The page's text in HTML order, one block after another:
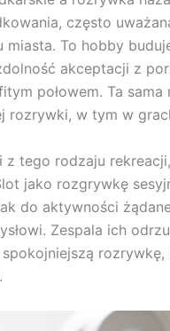
często
To hobby
akceptacji z
połowem. Ta sama
rozrywki, w tym w
z tego rodzaju
jako rozgrywkę
do aktywności
Zespala ich